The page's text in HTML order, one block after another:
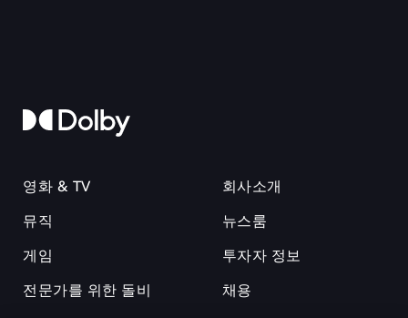
영화 & TV
뮤직
게임
전문가를 위한 돌비
회사소개
뉴스룸
투자자 정보
채용